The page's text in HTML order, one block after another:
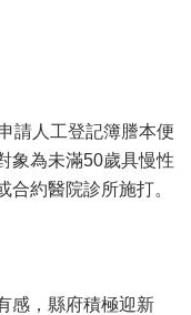
請人工登記簿謄本便
象為未滿50歲具慢性
約醫院診所施打。
感，縣府積極迎新